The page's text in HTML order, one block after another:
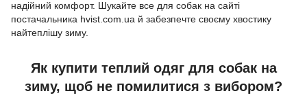
надійний комфорт. Шукайте все для собак на сайті
постачальника hvist.com.ua й забезпечте своєму хвостику
найтеплішу зиму.
Як купити теплий одяг для собак на
зиму, щоб не помилитися з вибором?